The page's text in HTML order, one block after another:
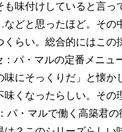
も味付けしていると言っ
どと思ったほど。その
くらい。総合的にはこの
パ・マルの定番メニュ
味にそっくりだ」と懐
味くなったらしい。その
・マルで働く高築君